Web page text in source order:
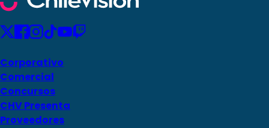
Corporativo
Comercial
Concursos
CHV Presenta
Proveedores